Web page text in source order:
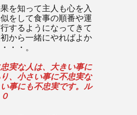
を知って主人も心を入
をして食事の順番や運
するようになってきて
から一緒にやればよか
・・。
実な人は、大きい事に
、小さい事に不忠実な
事にも不忠実です。ル